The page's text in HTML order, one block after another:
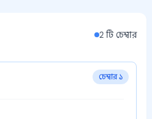
2 টি চেম্বার
চেম্বার ১